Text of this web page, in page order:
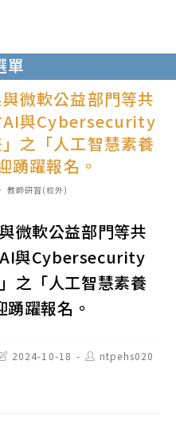
單
微軟公益部門等共
AI與Cybersecurity
之「人工智慧素養
踴躍報名。
教師研習(校外)
微軟公益部門等共
AI與Cybersecurity
之「人工智慧素養
躍報名。
2024-10-18
Post
author:
ntpehs020